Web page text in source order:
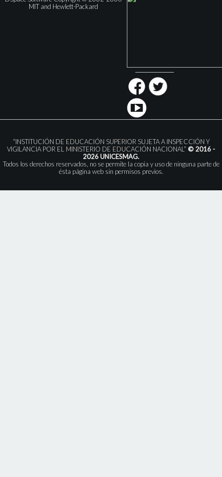
MIT and Hewlett-Packard
“INSTITUCIÓN DE EDUCACIÓN SUPERIOR SUJETA A INSPECCIÓN Y
VIGILANCIA POR EL MINISTERIO DE EDUCACIÓN NACIONAL” © 2016 -
2026 UNICESMAG.
Todos los derechos reservados, no se permite la copia y uso de ninguna parte de
ésta página web sin permisos previos.